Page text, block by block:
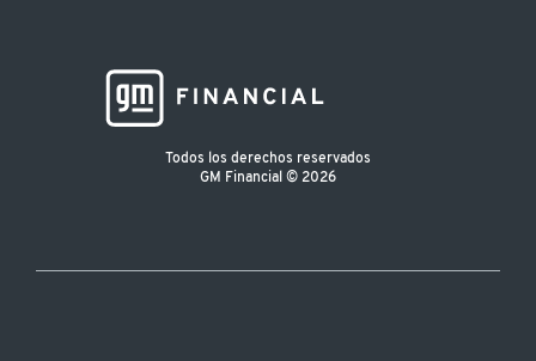
Todos los derechos reservados
GM Financial © 2026